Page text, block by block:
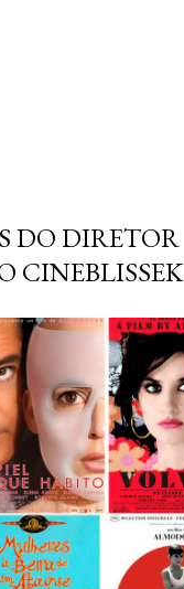
DO DIRETOR
CINEBLISSEK